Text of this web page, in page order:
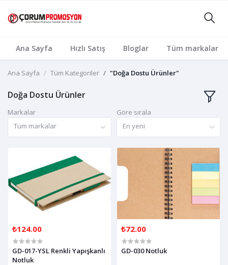
Ana Sayfa Hızlı Satış Bloglar Tüm markalar
Ana Sayfa Tüm Kategoriler "Doğa Dostu Ürünler"
Doğa Dostu Ürünler
Markalar
Tüm markalar
Göre sırala
En yeni
₺124.00
GD-017-YSL Renkli Yapışkanlı
Notluk
₺72.00
GD-030 Notluk